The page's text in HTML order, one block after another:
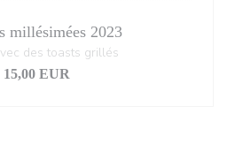
millésimées 2023
des toasts grillés
15,00 EUR